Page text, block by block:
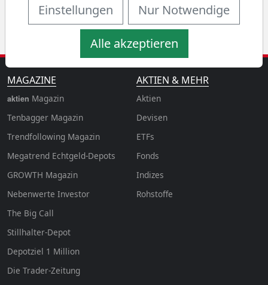
MAGAZINE
aktien Magazin
Tenbagger Magazin
Trendfollowing Magazin
Megatrend Echtgeld-Depots
GROWTH Magazin
Nebenwerte Investor
The Big Call
Stillhalter-Depot
Depotziel 1 Million
Die Trader-Zeitung
AKTIEN & MEHR
Aktien
Devisen
ETFs
Fonds
Indizes
Rohstoffe
Einstellungen Nur Notwendige
Alle akzeptieren